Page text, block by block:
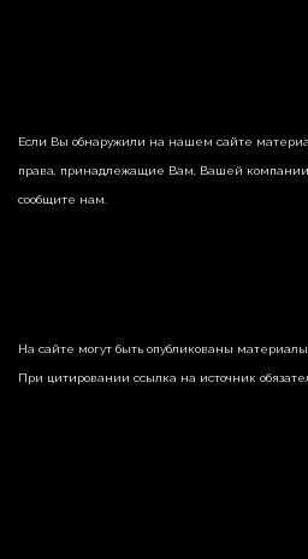
Если Вы обнаружили на нашем сайте
права, принадлежащие Вам, Вашей компании
сообщите нам.
На сайте могут быть опубликованы материалы
При цитировании ссылка на источник